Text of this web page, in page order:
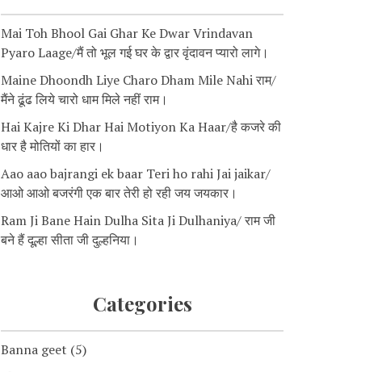
Mai Toh Bhool Gai Ghar Ke Dwar Vrindavan
Pyaro Laage/मैं तो भूल गई घर के द्वार वृंदावन प्यारो लागे।
Maine Dhoondh Liye Charo Dham Mile Nahi राम/
मैंने ढूंढ लिये चारो धाम मिले नहीं राम।
Hai Kajre Ki Dhar Hai Motiyon Ka Haar/है कजरे की
धार है मोतियों का हार।
Aao aao bajrangi ek baar Teri ho rahi Jai jaikar/
आओ आओ बजरंगी एक बार तेरी हो रही जय जयकार।
Ram Ji Bane Hain Dulha Sita Ji Dulhaniya/ राम जी
बने हैं दूल्हा सीता जी दुल्हनिया।
Categories
Banna geet (5)